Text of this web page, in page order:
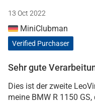
13 Oct 2022
MiniClubman
Verified Purchaser
Sehr gute
Dies ist der zweite
meine BMW R 1150